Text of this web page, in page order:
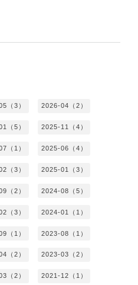
（3） 2026-04（2）
（5） 2025-11（4）
（1） 2025-06（4）
（3） 2025-01（3）
（2） 2024-08（5）
（3） 2024-01（1）
（1） 2023-08（1）
（2） 2023-03（2）
（2） 2021-12（1）